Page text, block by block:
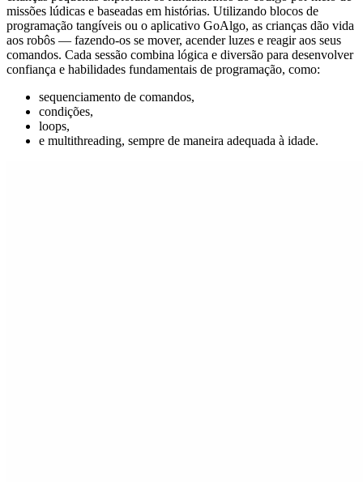
missões lúdicas e baseadas em histórias. Utilizando blocos de
programação tangíveis ou o aplicativo GoAlgo, as crianças dão vida
aos robôs — fazendo-os se mover, acender luzes e reagir aos seus
comandos. Cada sessão combina lógica e diversão para desenvolver
confiança e habilidades fundamentais de programação, como:
sequenciamento de comandos,
condições,
loops,
e multithreading, sempre de maneira adequada à idade.